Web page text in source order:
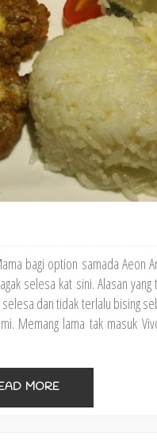
bagi option samada Aeon
selesa kat sini. Alasan
dan tidak terlalu bising
Memang lama tak masuk
MORE